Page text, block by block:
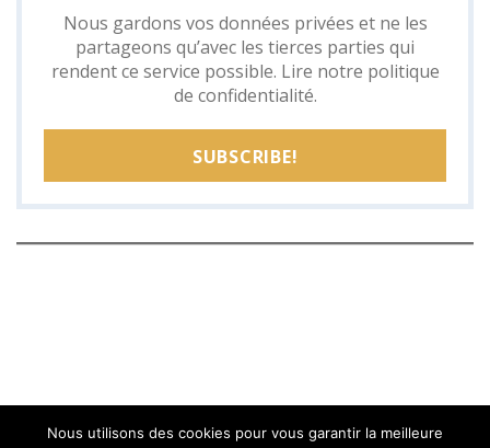
Nous gardons vos données privées et ne les
partageons qu’avec les tierces parties qui
rendent ce service possible. Lire notre politique
de confidentialité.
Nous utilisons des cookies pour vous garantir la meilleure